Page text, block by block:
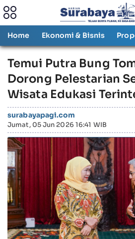
Home Ekonomi & Bisnis
Temui Putra Bung
Dorong Pelestarian
Wisata Edukasi
surabayapagi.com
Jumat, 05 Jun 2026 16:41 WIB